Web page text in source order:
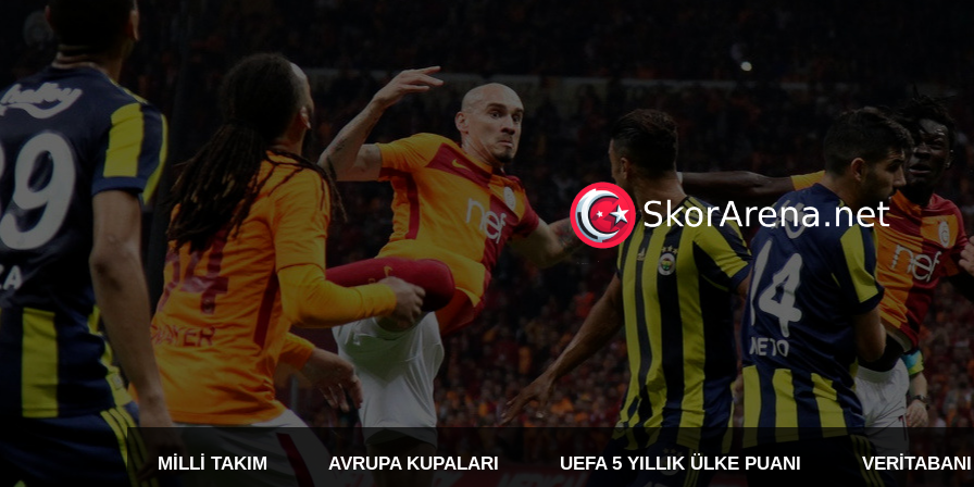
MILLI TAKIM AVRUPA KUPALARI UEFA 5 YILLIK ÜLKE PUANI VERITABANI